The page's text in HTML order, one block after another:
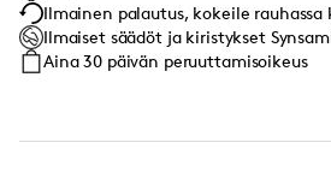
Ilmainen palautus, kokeile rauhassa
Ilmaiset säädöt ja kiristykset
Aina 30 päivän peruuttamisoikeus